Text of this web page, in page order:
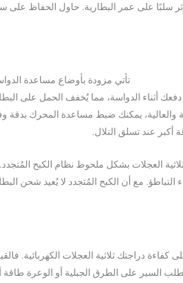
سلبًا على عمر البطارية. حاول الحفاظ على
تأتي مزودة بأوضاع مساعدة
أثناء الدواسة، مما يُخفف الحمل على
يمكنك ضبط مساعدة المحرك بدقة
أكبر عند تسلق التلال.
العجلات بشكل ملحوظ نظام الكبح
التباطؤ. مع أن الكبح المُتجدد لا يُعيد شحن
كفاءة دراجتك ثلاثية العجلات
السير على الطرق الجبلية أو الوعرة